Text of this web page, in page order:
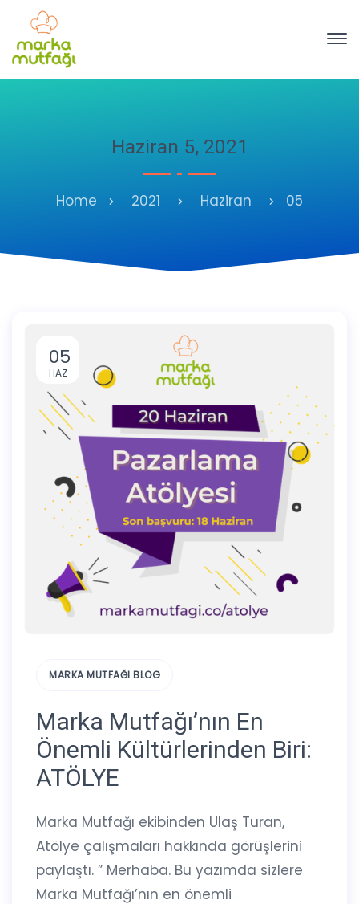
Haziran 5, 2021
Home 2021 Haziran 05
05
HAZ
MARKA MUTFAĞI BLOG
Marka Mutfağı’nın En
Önemli Kültürlerinden Biri:
ATÖLYE
Marka Mutfağı ekibinden Ulaş Turan,
Atölye çalışmaları hakkında görüşlerini
paylaştı. ” Merhaba. Bu yazımda sizlere
Marka Mutfağı’nın en önemli